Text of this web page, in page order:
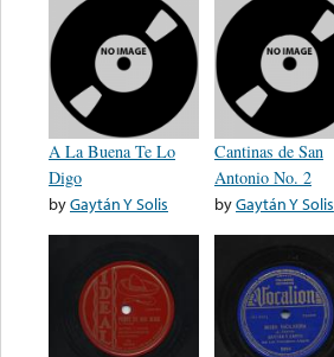
A La Buena Te Lo
Digo
byGaytán Y Solis
Cantinas de San
Antonio No. 2
byGaytán Y Solis